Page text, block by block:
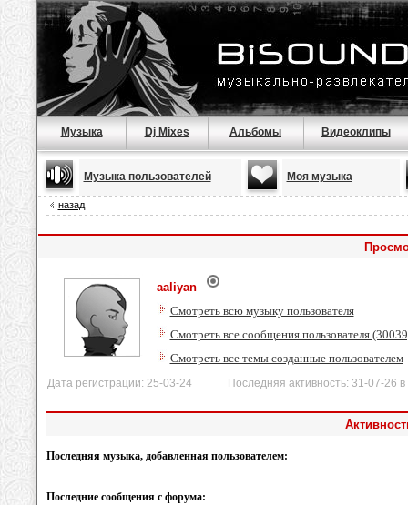
Музыка Dj Mixes Альбомы Видеоклипы
Музыка пользователей Моя музыка
назад
aaliyan
Смотреть всю музыку пользователя
Смотреть все сообщения пользователя
Смотреть все темы созданные пользователем
Дата регистрации: 25-03-24 Последняя активность: 31-07-26 в
Последняя музыка, добавленная пользователем:
Последние сообщения с форума: